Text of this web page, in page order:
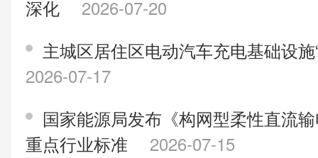
深化
2026-07-20
主城区居住区电动汽车充电基础设
2026-07-17
国家能源局发布《构网型柔性直流
重点行业标准
2026-07-15